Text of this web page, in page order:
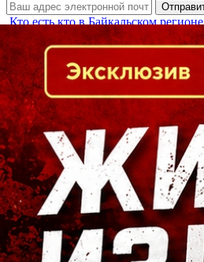
Кто есть кто в Байкальском регионе